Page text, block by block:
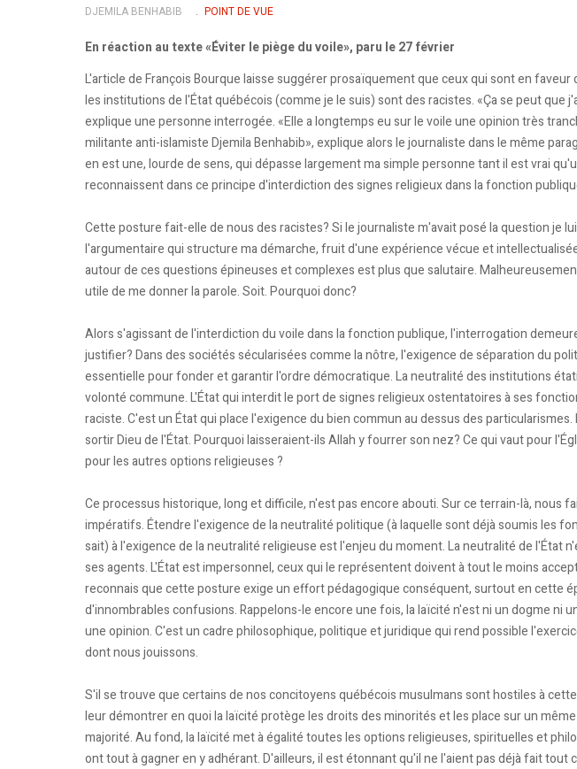
DJEMILA BENHABIB POINT DE VUE
En réaction au texte «Éviter le piège du voile», paru le 27 février
L'article de François Bourque laisse suggérer prosaïquement que ceux qui sont en
les institutions de l'État québécois (comme je le suis) sont des racistes. «Ça se peut que
explique une personne interrogée. «Elle a longtemps eu sur le voile une opinion très
militante anti-islamiste Djemila Benhabib», explique alors le journaliste dans le même
en est une, lourde de sens, qui dépasse largement ma simple personne tant il est vrai
reconnaissent dans ce principe d'interdiction des signes religieux dans la fonction
Cette posture fait-elle de nous des racistes? Si le journaliste m'avait posé la question je
l'argumentaire qui structure ma démarche, fruit d'une expérience vécue et
autour de ces questions épineuses et complexes est plus que salutaire.
utile de me donner la parole. Soit. Pourquoi donc?
Alors s'agissant de l'interdiction du voile dans la fonction publique, l'interrogation
justifier? Dans des sociétés sécularisées comme la nôtre, l'exigence de séparation du
essentielle pour fonder et garantir l'ordre démocratique. La neutralité des institutions
volonté commune. L'État qui interdit le port de signes religieux ostentatoires à ses
raciste. C'est un État qui place l'exigence du bien commun au dessus des
sortir Dieu de l'État. Pourquoi laisseraient-ils Allah y fourrer son nez? Ce qui vaut pour
pour les autres options religieuses ?
Ce processus historique, long et difficile, n'est pas encore abouti. Sur ce terrain-là, nous
impératifs. Étendre l'exigence de la neutralité politique (à laquelle sont déjà soumis les
sait) à l'exigence de la neutralité religieuse est l'enjeu du moment. La neutralité de l'État
ses agents. L'État est impersonnel, ceux qui le représentent doivent à tout le moins
reconnais que cette posture exige un effort pédagogique conséquent, surtout en cette
d'innombrables confusions. Rappelons-le encore une fois, la laïcité n'est ni un dogme ni
une opinion. C'est un cadre philosophique, politique et juridique qui rend possible
dont nous jouissons.
S'il se trouve que certains de nos concitoyens québécois musulmans sont hostiles à
leur démontrer en quoi la laïcité protège les droits des minorités et les place sur un
majorité. Au fond, la laïcité met à égalité toutes les options religieuses, spirituelles et
ont tout à gagner en y adhérant. D'ailleurs, il est étonnant qu'il ne l'aient pas déjà fait tout